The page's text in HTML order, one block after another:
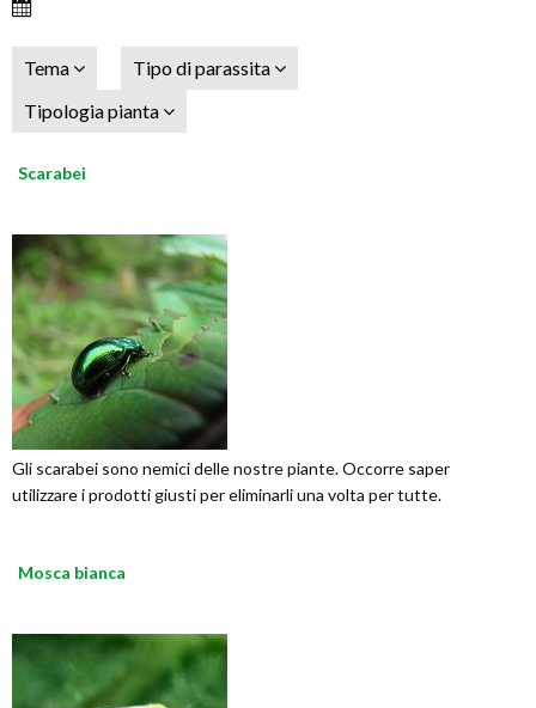
Tema
Tipo di parassita
Tipologia pianta
Scarabei
Gli scarabei sono nemici delle nostre piante. Occorre saper
utilizzare i prodotti giusti per eliminarli una volta per tutte.
Mosca bianca